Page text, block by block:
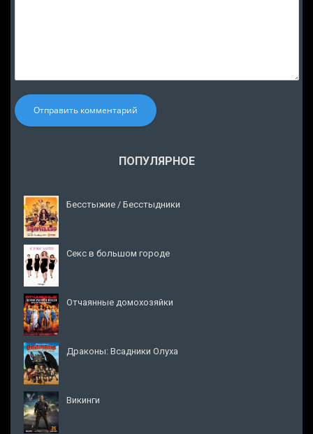
Отправить комментарий
ПОПУЛЯРНОЕ
Бесстыжие / Бесстыдники
Секс в большом городе
Отчаянные домохозяйки
Драконы: Всадники Олуха
Викинги